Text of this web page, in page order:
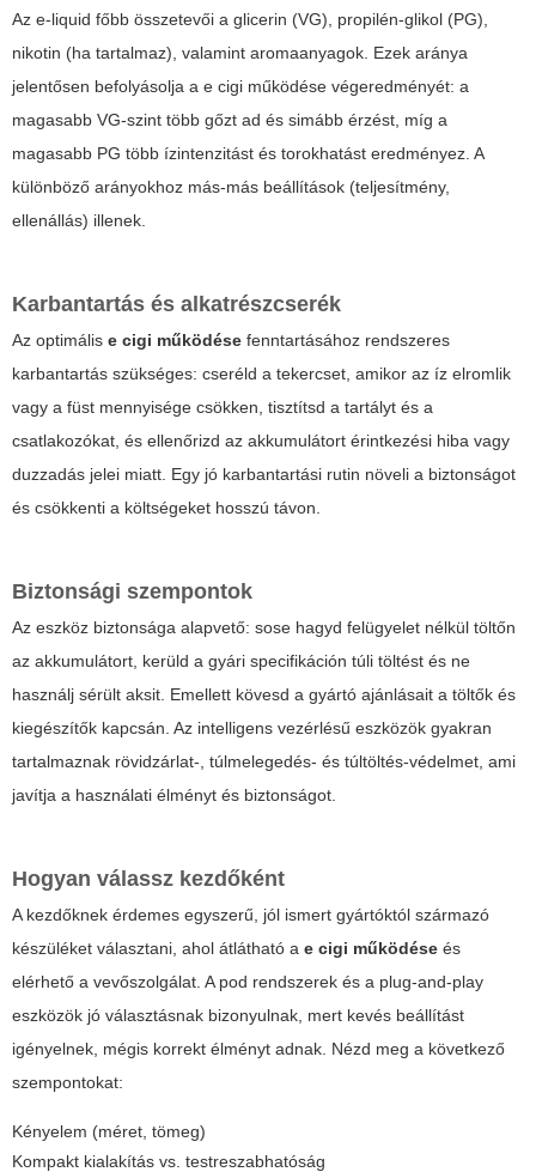
Az e-liquid főbb összetevői a glicerin (VG), propilén-glikol (PG),
nikotin (ha tartalmaz), valamint aromaanyagok. Ezek aránya
jelentősen befolyásolja a e cigi működése végeredményét: a
magasabb VG-szint több gőzt ad és simább érzést, míg a
magasabb PG több ízintenzitást és torokhatást eredményez. A
különböző arányokhoz más-más beállítások (teljesítmény,
ellenállás) illenek.
Karbantartás és alkatrészcserék
Az optimális e cigi működése fenntartásához rendszeres
karbantartás szükséges: cseréld a tekercset, amikor az íz elromlik
vagy a füst mennyisége csökken, tisztítsd a tartályt és a
csatlakozókat, és ellenőrizd az akkumulátort érintkezési hiba vagy
duzzadás jelei miatt. Egy jó karbantartási rutin növeli a biztonságot
és csökkenti a költségeket hosszú távon.
Biztonsági szempontok
Az eszköz biztonsága alapvető: sose hagyd felügyelet nélkül töltőn
az akkumulátort, kerüld a gyári specifikáción túli töltést és ne
használj sérült aksit. Emellett kövesd a gyártó ajánlásait a töltők és
kiegészítők kapcsán. Az intelligens vezérlésű eszközök gyakran
tartalmaznak rövidzárlat-, túlmelegedés- és túltöltés-védelmet, ami
javítja a használati élményt és biztonságot.
Hogyan válassz kezdőként
A kezdőknek érdemes egyszerű, jól ismert gyártóktól származó
készüléket választani, ahol átlátható a e cigi működése és
elérhető a vevőszolgálat. A pod rendszerek és a plug-and-play
eszközök jó választásnak bizonyulnak, mert kevés beállítást
igényelnek, mégis korrekt élményt adnak. Nézd meg a következő
szempontokat:
Kényelem (méret, tömeg)
Kompakt kialakítás vs. testreszabhatóság